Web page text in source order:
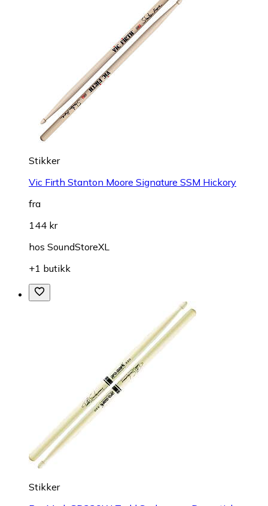
Stikker
Vic Firth Stanton Moore Signature SSM Hickory
fra
144 kr
hos SoundStoreXL
+1 butikk
Stikker